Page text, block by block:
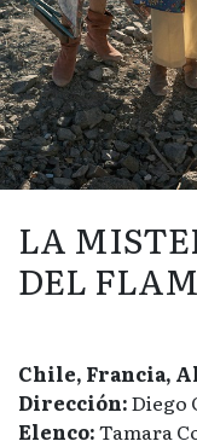
LA
DEL
Chile, Francia,
Dirección:Diego
Elenco:Tamara